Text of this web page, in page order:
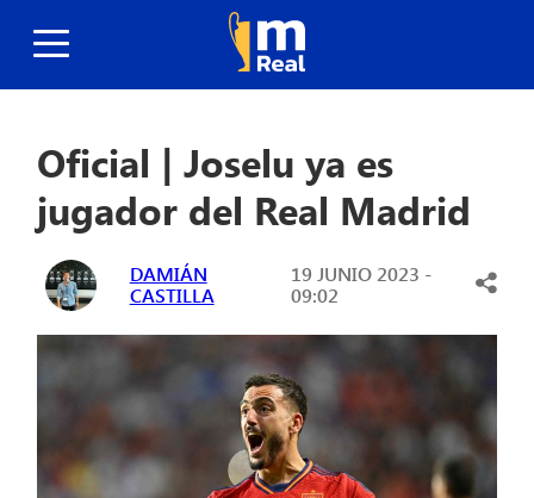
Oficial | Joselu ya es
jugador del Real Madrid
DAMIÁN
CASTILLA
19 JUNIO 2023 -
09:02